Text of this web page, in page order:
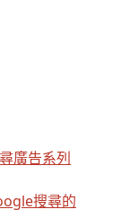
廣告系列
搜尋的